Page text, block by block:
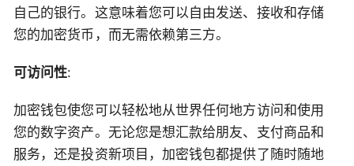
自己的银行。这意味着您可以自由发送、接收和存储
您的加密货币，而无需依赖第三方。
可访问性:
加密钱包使您可以轻松地从世界任何地方访问和使用
您的数字资产。无论您是想汇款给朋友、支付商品和
服务，还是投资新项目，加密钱包都提供了随时随地